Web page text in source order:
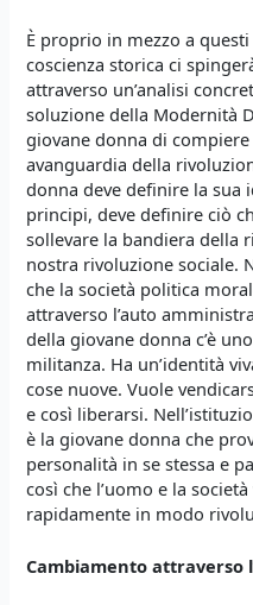
È proprio in mezzo a
coscienza storica ci
attraverso un’analisi
soluzione della Modernità
giovane donna di
avanguardia della
donna deve definire la sua
principi, deve definire ciò
sollevare la bandiera della
nostra rivoluzione sociale.
che la società politica
attraverso l’auto
della giovane donna c’è
militanza. Ha un’identità
cose nuove. Vuole
e così liberarsi.
è la giovane donna che
personalità in se stessa e
così che l’uomo e la
rapidamente in modo
Cambiamento attraverso